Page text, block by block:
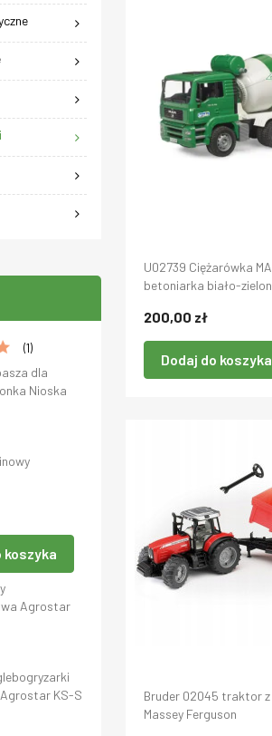
dla
Nioska
Pasz
(1)
koszyka
Agrostar
- Osłona
KS-S
U02739 Ciężarówka
betoniarka biało-
200,00 zł
Dodaj do koszyka
Bruder 02045 traktor z
Massey Ferguson